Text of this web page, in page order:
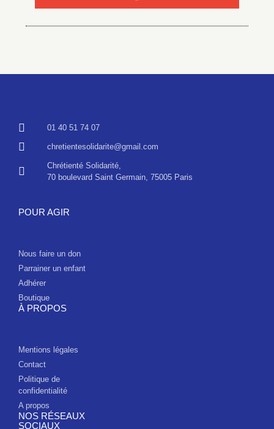
01 40 51 74 07
chretientesolidarite@gmail.com
Chrétienté Solidarité,
70 boulevard Saint Germain, 75005 Paris
POUR AGIR
Nous faire un don
Parrainer un enfant
Adhérer
Boutique
À PROPOS
Mentions légales
Contact
Politique de
confidentialité
A propos
NOS RÉSEAUX
SOCIAUX